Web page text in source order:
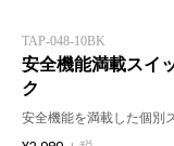
TAP-048-10BK
安全機能満載スイ
ク
安全機能を満載した個別